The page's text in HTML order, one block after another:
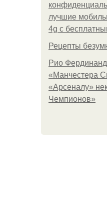
лучшие
4g с
Рецепты
Рио
«Манчестера
«Арсеналу»
Чемпионов»